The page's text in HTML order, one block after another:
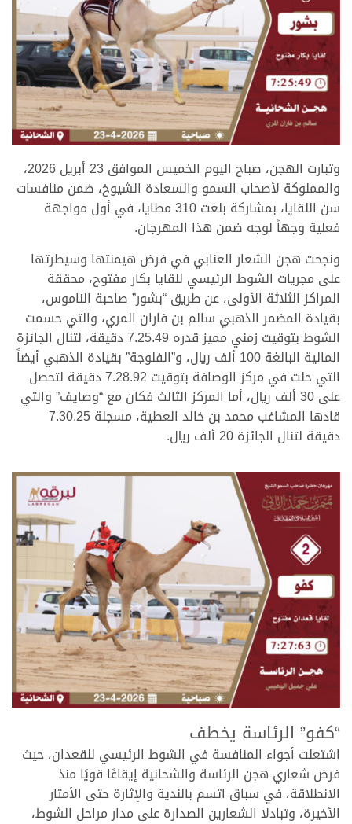
.
وتبارت الهجن، صباح اليوم الخميس الموافق 23 أبريل 2026،
والمملوكة لأصحاب السمو والسعادة الشيوخ، ضمن منافسات
سن اللقايا، بمشاركة بلغت 310 مطايا، في أول مواجهة
فعلية وجهاً لوجه ضمن هذا المهرجان.
ونجحت هجن الشعار العنابي في فرض هيمنتها وسيطرتها
على مجريات الشوط الرئيسي للقايا بكار مفتوح، محققة
المراكز الثلاثة الأولى، عن طريق “بشور” صاحبة الناموس،
بقيادة المضمر الذهبي سالم بن فاران المري، والتي حسمت
الشوط بتوقيت زمني مميز قدره 7.25.49 دقيقة، لتنال الجائزة
المالية البالغة 100 ألف ريال، و”الفلوجة” بقيادة الذهبي أيضاً
التي حلت في مركز الوصافة بتوقيت 7.28.92 دقيقة لتحصل
على 30 ألف ريال، أما المركز الثالث فكان مع “وصايف” والتي
قادها المشاغب محمد بن خالد العطية، مسجلة 7.30.25
دقيقة لتنال الجائزة 20 ألف ريال.
.
“كفو” الرئاسة يخطف
اشتعلت أجواء المنافسة في الشوط الرئيسي للقعدان، حيث
فرض شعاري هجن الرئاسة والشحانية إيقاعًا قويًا منذ
الانطلاقة، في سباق اتسم بالندية والإثارة حتى الأمتار
الأخيرة، وتبادلا الشعارين الصدارة على مدار مراحل الشوط،